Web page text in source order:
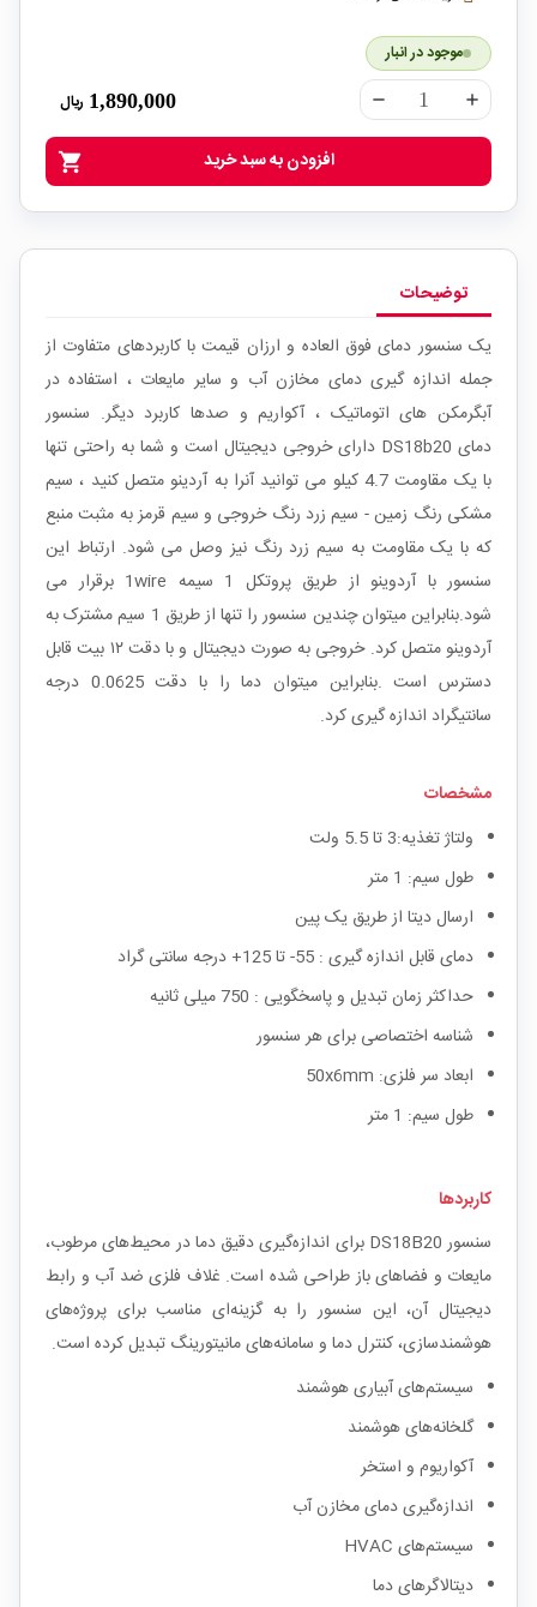
موجود در انبار
remove add
1,890,000 ریال
shopping_cart افزودن به سبد خرید
توضیحات
یک سنسور دمای فوق العاده و ارزان قیمت با کاربردهای متفاوت از
جمله اندازه گیری دمای مخازن آب و سایر مایعات ، استفاده در
آبگرمکن های اتوماتیک ، آکواریم و صدها کاربرد دیگر. سنسور
دمای DS18b20 دارای خروجی دیجیتال است و شما به راحتی تنها
با یک مقاومت 4.7 کیلو می توانید آنرا به آردینو متصل کنید ، سیم
مشکی رنگ زمین - سیم زرد رنگ خروجی و سیم قرمز به مثبت منبع
که با یک مقاومت به سیم زرد رنگ نیز وصل می شود. ارتباط این
سنسور با آردوینو از طریق پروتکل 1 سیمه 1wire برقرار می
شود.بنابراین میتوان چندین سنسور را تنها از طریق 1 سیم مشترک به
آردوینو متصل کرد. خروجی به صورت دیجیتال و با دقت ۱۲ بیت قابل
دسترس است .بنابراین میتوان دما را با دقت 0.0625 درجه
سانتیگراد اندازه گیری کرد.
مشخصات
ولتاژ تغذیه:3 تا 5.5 ولت
طول سیم: 1 متر
ارسال دیتا از طریق یک پین
دمای قابل اندازه گیری : 55- تا 125+ درجه سانتی گراد
حداکثر زمان تبدیل و پاسخگویی : 750 میلی ثانیه
شناسه اختصاصی برای هر سنسور
ابعاد سر فلزی: 50x6mm
طول سیم: 1 متر
کاربردها
سنسور DS18B20 برای اندازه‌گیری دقیق دما در محیط‌های مرطوب،
مایعات و فضاهای باز طراحی شده است. غلاف فلزی ضد آب و رابط
دیجیتال آن، این سنسور را به گزینه‌ای مناسب برای پروژه‌های
هوشمندسازی، کنترل دما و سامانه‌های مانیتورینگ تبدیل کرده است.
سیستم‌های آبیاری هوشمند
گلخانه‌های هوشمند
آکواریوم و استخر
اندازه‌گیری دمای مخازن آب
سیستم‌های HVAC
دیتالاگرهای دما